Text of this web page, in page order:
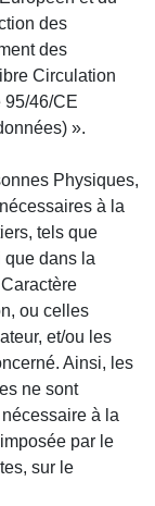
des
des
Circulation
95/46/CE
».
Physiques,
à la
tels que
que dans la
ou celles
et/ou les
Ainsi, les
ne sont
à la
par le
sur le